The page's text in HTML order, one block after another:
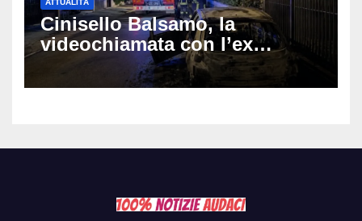
ATTUALITÀ
Cinisello Balsamo, la
videochiamata con l’ex
fidanzata e il dramma: 35enne
lotta tra la vita e la morte